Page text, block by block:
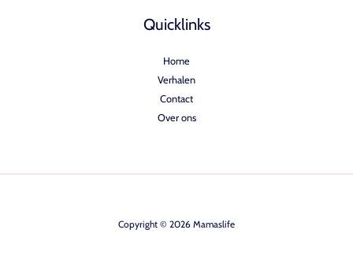
Quicklinks
Home
Verhalen
Contact
Over ons
Copyright © 2026 Mamaslife